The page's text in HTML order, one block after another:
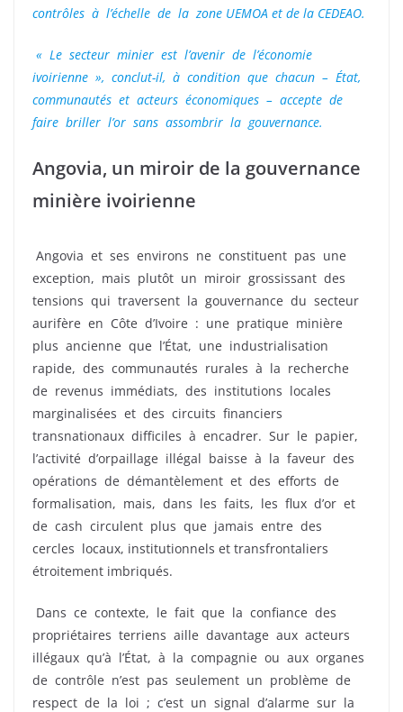
contrôles à l’échelle de la zone UEMOA et de la CEDEAO.
« Le secteur minier est l’avenir de l’économie
ivoirienne », conclut-il, à condition que chacun – État,
communautés et acteurs économiques – accepte de
faire briller l’or sans assombrir la gouvernance.
Angovia, un miroir de la gouvernance
minière ivoirienne
Angovia et ses environs ne constituent pas une
exception, mais plutôt un miroir grossissant des
tensions qui traversent la gouvernance du secteur
aurifère en Côte d’Ivoire : une pratique minière
plus ancienne que l’État, une industrialisation
rapide, des communautés rurales à la recherche
de revenus immédiats, des institutions locales
marginalisées et des circuits financiers
transnationaux difficiles à encadrer. Sur le papier,
l’activité d’orpaillage illégal baisse à la faveur des
opérations de démantèlement et des efforts de
formalisation, mais, dans les faits, les flux d’or et
de cash circulent plus que jamais entre des
cercles locaux, institutionnels et transfrontaliers
étroitement imbriqués.
Dans ce contexte, le fait que la confiance des
propriétaires terriens aille davantage aux acteurs
illégaux qu’à l’État, à la compagnie ou aux organes
de contrôle n’est pas seulement un problème de
respect de la loi ; c’est un signal d’alarme sur la